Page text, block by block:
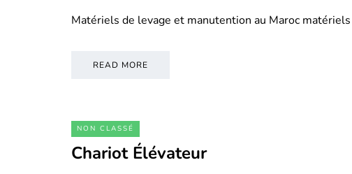
Matériels de levage et manutention au Maroc
READ MORE
NON CLASSÉ
Chariot Élévateur